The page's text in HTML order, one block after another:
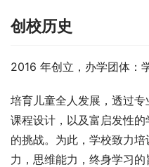
创校历史
2016 年创立，办学团体：
培育儿童全人发展，透过
课程设计，以及富启发性
的挑战。为此，学校致力
力，思维能力，终身学习